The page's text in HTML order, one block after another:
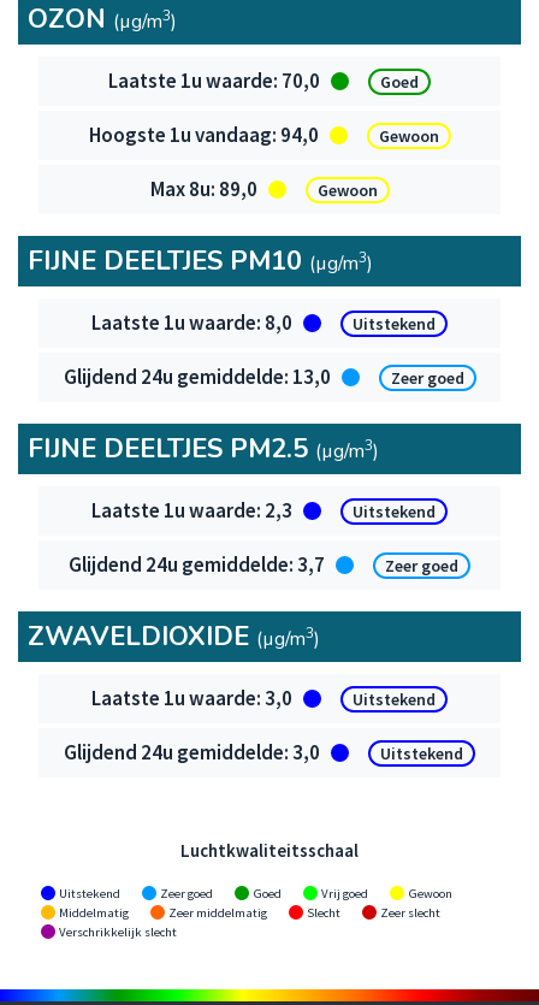
OZON (µg/m3)
70,0 Goed
94,0 Gewoon
89,0 Gewoon
FIJNE DEELTJES PM10 (µg/m3)
Fijne deeltjes PM10
8,0 Uitstekend
13,0 Zeer goed
FIJNE DEELTJES PM2.5 (µg/m3)
Fijne deeltjes PM2.5
2,3 Uitstekend
3,7 Zeer goed
ZWAVELDIOXIDE (µg/m3)
Zwaveldioxide
3,0 Uitstekend
3,0 Uitstekend
Luchtkwaliteitsschaal
Uitstekend Zeer goed Goed Vrij goed
Gewoon
Middelmatig
Zeer middelmatig Slecht
Zeer slecht
Verschrikkelijk slecht